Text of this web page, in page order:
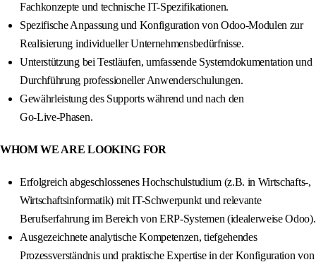
Fachkonzepte und technische IT-Spezifikationen.
Spezifische Anpassung und Konfiguration von Odoo-Modulen zur
Realisierung individueller Unternehmensbedürfnisse.
Unterstützung bei Testläufen, umfassende Systemdokumentation und
Durchführung professioneller Anwenderschulungen.
Gewährleistung des Supports während und nach den
Go‑Live‑Phasen.
WHOM WE ARE LOOKING FOR
Erfolgreich abgeschlossenes Hochschulstudium (z.B. in Wirtschafts-,
Wirtschaftsinformatik) mit IT-Schwerpunkt und relevante
Berufserfahrung im Bereich von ERP-Systemen (idealerweise Odoo).
Ausgezeichnete analytische Kompetenzen, tiefgehendes
Prozessverständnis und praktische Expertise in der Konfiguration von